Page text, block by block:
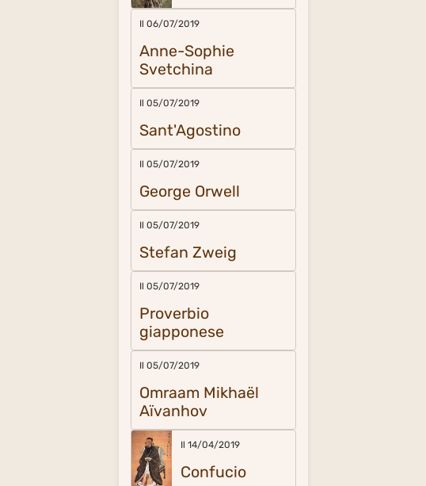
Il 06/07/2019
Anne-Sophie
Svetchina
Il 05/07/2019
Sant'Agostino
Il 05/07/2019
George Orwell
Il 05/07/2019
Stefan Zweig
Il 05/07/2019
Proverbio
giapponese
Il 05/07/2019
Omraam Mikhaël
Aïvanhov
Il 14/04/2019
Confucio